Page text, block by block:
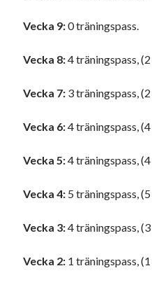
Vecka 9:0 träningspass.
Vecka 8:4 träningspass,
Vecka 7: 3 träningspass,
Vecka 6:4 träningspass,
Vecka 5:4 träningspass,
Vecka 4: 5 träningspass,
Vecka 3:4 träningspass,
Vecka 2: 1 träningspass,